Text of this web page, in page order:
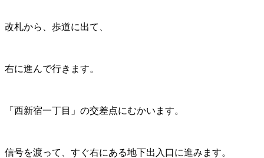
改札から、歩道に出て、
右に進んで行きます。
「西新宿一丁目」の交差点にむかいます。
信号を渡って、すぐ右にある地下出入口に進みます。